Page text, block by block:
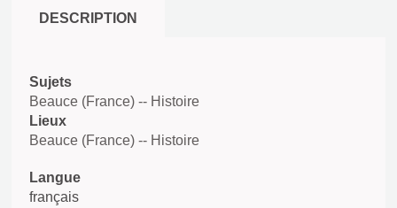
DESCRIPTION
Sujets
Beauce (France) -- Histoire
Lieux
Beauce (France) -- Histoire
Langue
français